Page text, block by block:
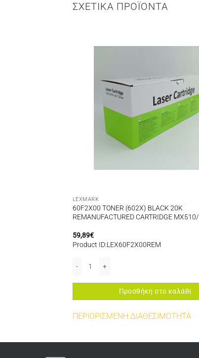
ΣΧΕΤΙΚΆ ΠΡΟΪΌΝΤΑ
LEXMARK
60F2X00 TONER (602X) BLACK 20K
REMANUFACTURED CARTRIDGE
59,89€
Product ID:LEX60F2X00REM
Προσθήκη στο καλάθι
ΠΕΡΙΟΡΙΣΜΕΝΗ ΔΙΑΘΕΣΙΜΟΤΗΤΑ